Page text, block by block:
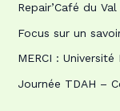
Repair’Café du
Focus sur un
MERCI :
Journée TDAH –